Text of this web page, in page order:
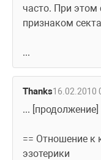
часто. При этом
признаком
...
Thanks16.02.2010
... [продолжение]
== Отношение к
эзотерики